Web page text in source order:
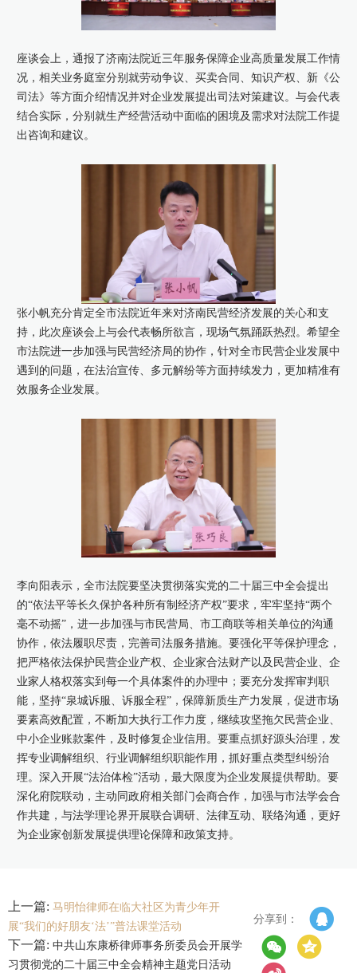
座谈会上，通报了济南法院近三年服务保障企业高质量发展工作情
况，相关业务庭室分别就劳动争议、买卖合同、知识产权、新《公
司法》等方面介绍情况并对企业发展提出司法对策建议。与会代表
结合实际，分别就生产经营活动中面临的困境及需求对法院工作提
出咨询和建议。
张小帆充分肯定全市法院近年来对济南民营经济发展的关心和支
持，此次座谈会上与会代表畅所欲言，现场气氛踊跃热烈。希望全
市法院进一步加强与民营经济局的协作，针对全市民营企业发展中
遇到的问题，在法治宣传、多元解纷等方面持续发力，更加精准有
效服务企业发展。
李向阳表示，全市法院要坚决贯彻落实党的二十届三中全会提出
的“依法平等长久保护各种所有制经济产权”要求，牢牢坚持“两个
毫不动摇”，进一步加强与市民营局、市工商联等相关单位的沟通
协作，依法履职尽责，完善司法服务措施。要强化平等保护理念，
把严格依法保护民营企业产权、企业家合法财产以及民营企业、企
业家人格权落实到每一个具体案件的办理中；要充分发挥审判职
能，坚持“泉城诉服、诉服全程”，保障新质生产力发展，促进市场
要素高效配置，不断加大执行工作力度，继续攻坚拖欠民营企业、
中小企业账款案件，及时修复企业信用。要重点抓好源头治理，发
挥专业调解组织、行业调解组织职能作用，抓好重点类型纠纷治
理。深入开展“法治体检”活动，最大限度为企业发展提供帮助。要
深化府院联动，主动同政府相关部门会商合作，加强与市法学会合
作共建，与法学理论界开展联合调研、法律互动、联络沟通，更好
为企业家创新发展提供理论保障和政策支持。
上一篇: 马明怡律师在临大社区为青少年开
展“我们的好朋友‘法’”普法课堂活动
下一篇: 中共山东康桥律师事务所委员会开展学
习贯彻党的二十届三中全会精神主题党日活动
分享到：